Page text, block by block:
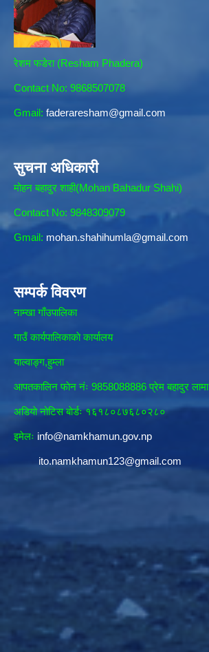
रेशम फडेरा (Resham Phadera)
Contact No: 9868507078
Gmail: faderaresham@gmail.com
सुचना अधिकारी
मोहन बहादुर शाही(Mohan Bahadur Shahi)
Contact No: 9848309079
Gmail: mohan.shahihumla@gmail.com
सम्पर्क विवरण
नाम्खा गाँउपालिका
गाउँ कार्यपालिकाकाे कार्यालय
याल्वाङ्ग,हुम्ला
आपतकालिन फाेन नंः 9858088886 प्रेम बहादुर लामा
अडियाे नोटिस बाेर्डः १६१८०८७६८०२८०
इमेलः info@namkhamun.gov.np
ito.namkhamun123@gmail.com